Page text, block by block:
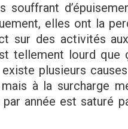
elles ont la
sur des activités
tellement lourd
plusieurs
à la surcharge
année est saturé